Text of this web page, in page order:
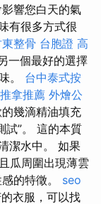
響您白天的氣
有很多方式很
整骨 台胞證 高
一個最好的選擇
。 台中泰式按
拿推薦 外燴公
幾滴精油填充
試”。 這的本質
潔水中。 如果
瓜周圍出現薄雲
的特徵。 seo
衣服，可以找